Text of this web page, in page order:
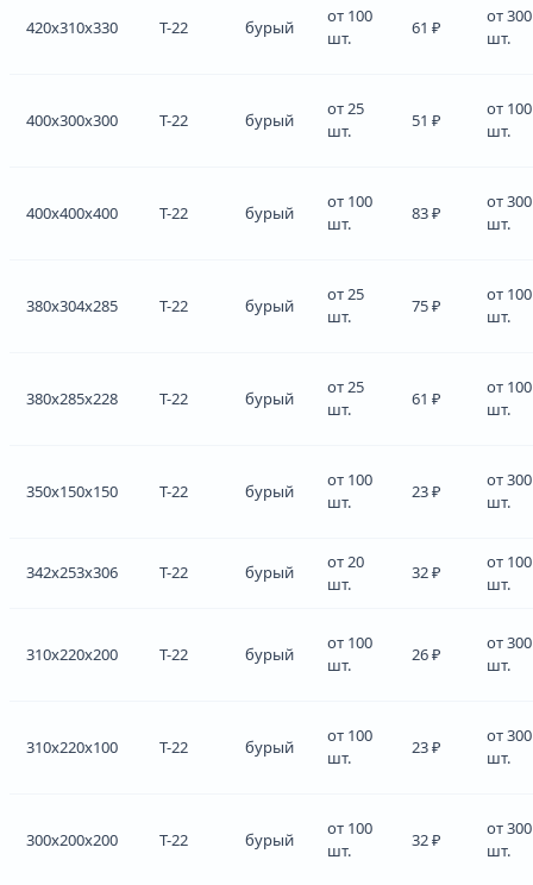
420x310x330 Т-22 бурый
от 100
шт.
61 ₽
от 300
шт.
400x300x300 Т-22 бурый
от 25
шт.
51 ₽
от 100
шт.
400x400x400 Т-22 бурый
от 100
шт.
83 ₽
от 300
шт.
380x304x285 Т-22 бурый
от 25
шт.
75 ₽
от 100
шт.
380x285x228 Т-22 бурый
от 25
шт.
61 ₽
от 100
шт.
350x150x150 Т-22 бурый
от 100
шт.
23 ₽
от 300
шт.
342x253x306 Т-22 бурый
от 20
шт.
32 ₽
от 100
шт.
310x220x200 Т-22 бурый
от 100
шт.
26 ₽
от 300
шт.
310x220x100 Т-22 бурый
от 100
шт.
23 ₽
от 300
шт.
300x200x200 Т-22 бурый
от 100
шт.
32 ₽
от 300
шт.